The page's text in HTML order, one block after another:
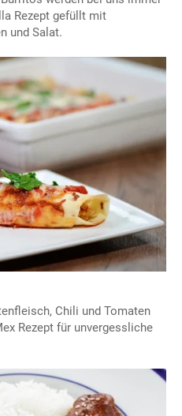
Rezept gefüllt mit
und Salat.
Chili und Tomaten
Rezept für unvergessliche